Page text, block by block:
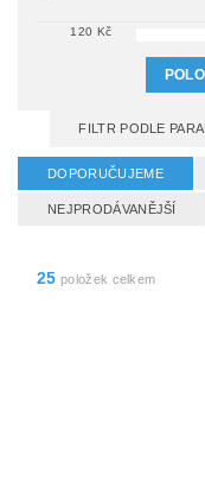
120 Kč
FILTR PODLE
DOPORUČUJEME
NEJPRODÁVANĚJŠÍ
25 položek celkem